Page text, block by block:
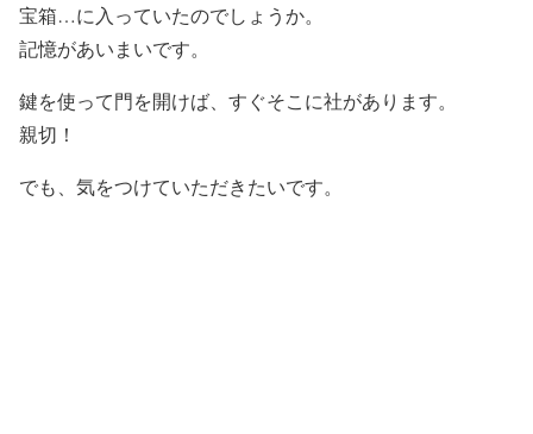
宝箱…に入っていたのでしょうか。
記憶があいまいです。
鍵を使って門を開けば、すぐそこに社があります。
親切！
でも、気をつけていただきたいです。